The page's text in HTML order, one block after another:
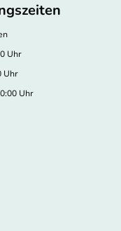
Uhr
Uhr
Uhr